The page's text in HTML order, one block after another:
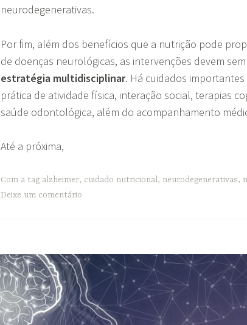
neurodegenerativas.
Por fim, além dos benefícios que a nutrição pode
de doenças neurológicas, as intervenções devem
estratégia multidisciplinar. Há cuidados
prática de atividade física, interação social, terapias
saúde odontológica, além do acompanhamento
Até a próxima,
Com a tag alzheimer, cuidado nutricional, neurodegenerativas,
Deixe um comentário